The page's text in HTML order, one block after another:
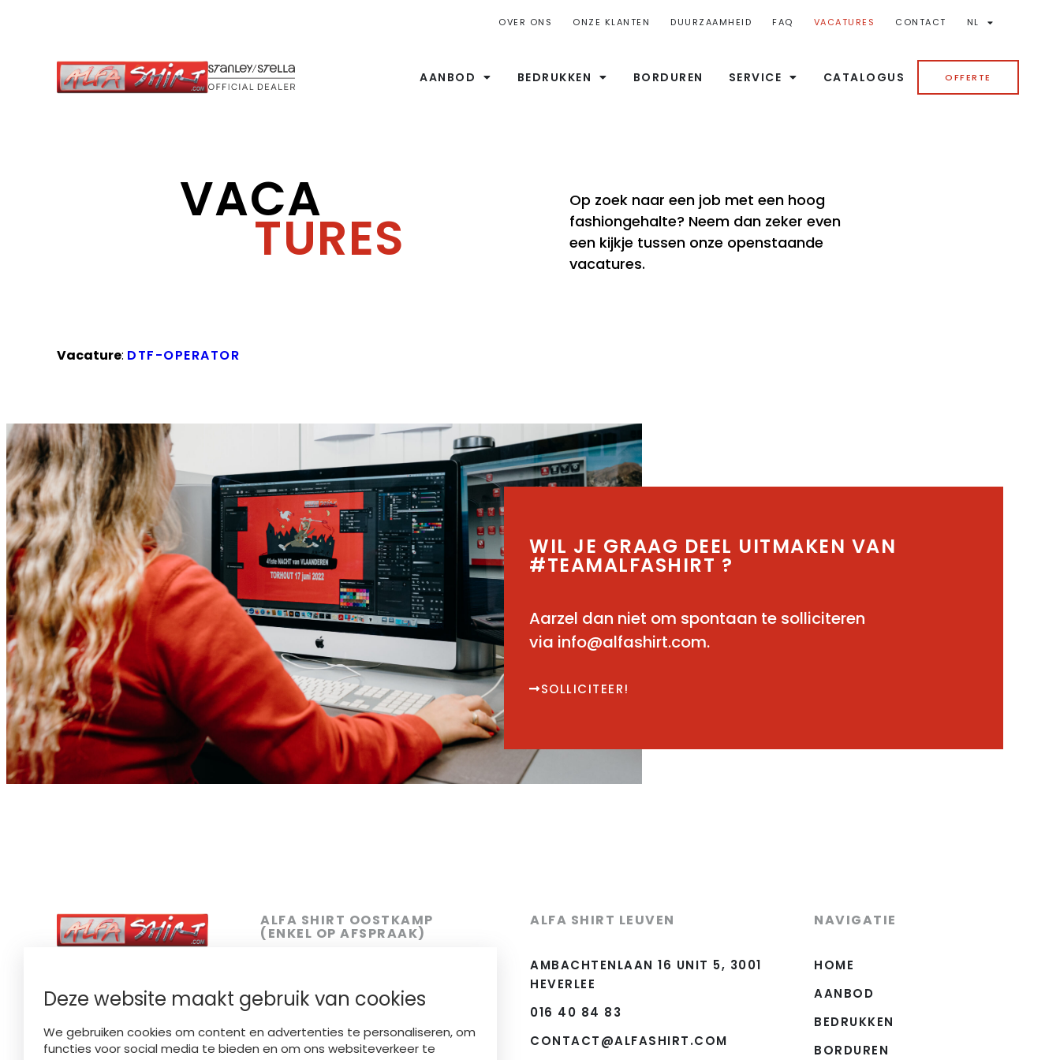
Deze website maakt gebruik van cookies
We gebruiken cookies om content en advertenties te personaliseren, om
functies voor social media te bieden en om ons websiteverkeer te
OVER ONS ONZE KLANTEN DUURZAAMHEID FAQ VACATURES CONTACT NL
AANBOD BEDRUKKEN BORDUREN SERVICE CATALOGUS OFFERTE
VACA
TURES
Op zoek naar een job met een hoog
fashiongehalte? Neem dan zeker even
een kijkje tussen onze openstaande
vacatures.
Vacature: DTF-OPERATOR
WIL JE GRAAG DEEL UITMAKEN VAN
#TEAMALFASHIRT ?
Aarzel dan niet om spontaan te solliciteren
via info@alfashirt.com.
SOLLICITEER!
FINISHED LOCALLY
ALFA SHIRT OOSTKAMP
(ENKEL OP AFSPRAAK)
050 31 81 18
Showroom (enkel op afspraak)
ALFA SHIRT LEUVEN
AMBACHTENLAAN 16 UNIT 5, 3001
HEVERLEE
016 40 84 83
CONTACT@ALFASHIRT.COM
NAVIGATIE
HOME
AANBOD
BEDRUKKEN
BORDUREN